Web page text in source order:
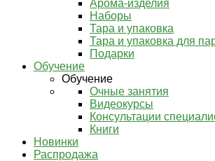
Арома-изделия
Наборы
Тара и упаковка
Тара и упаковка для
Подарки
Обучение
Обучение
Очные занятия
Видеокурсы
Консультации
Книги
Новинки
Распродажа